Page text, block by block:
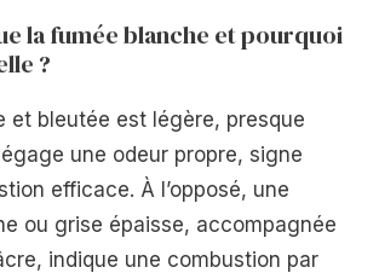
la fumée blanche et pourquoi
?
et bleutée est légère, presque
une odeur propre, signe
efficace. À l’opposé, une
ou grise épaisse, accompagnée
indique une combustion par